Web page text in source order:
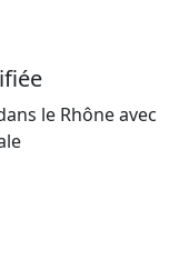
le Rhône avec